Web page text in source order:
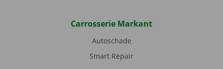
Carrosserie Markant
Autoschade
Smart Repair